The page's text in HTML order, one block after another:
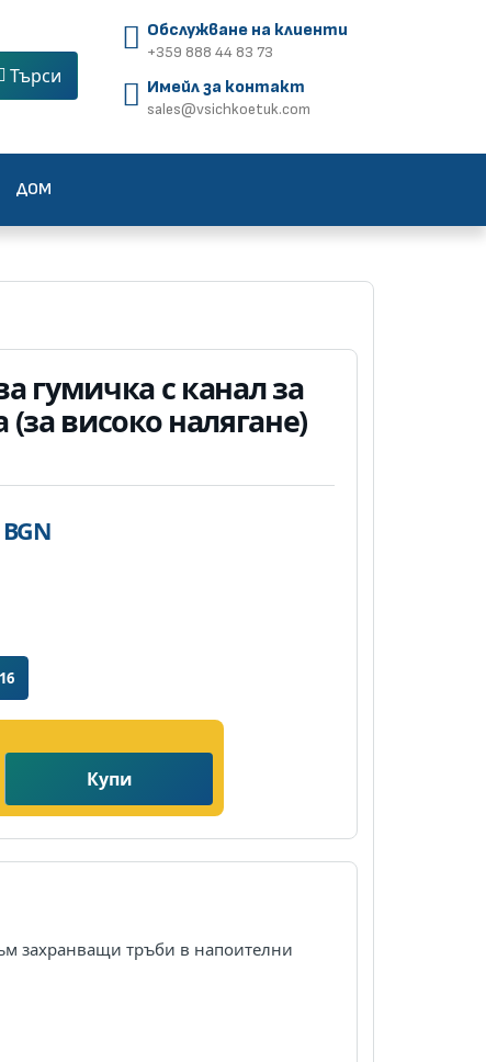
Търси
Обслужване на клиенти
+359 888 44 83 73
Имейл за контакт
sales@vsichkoetuk.com
ДОМ
гумичка с канал за
високо налягане)
Купи
захранващи тръби в напоителни